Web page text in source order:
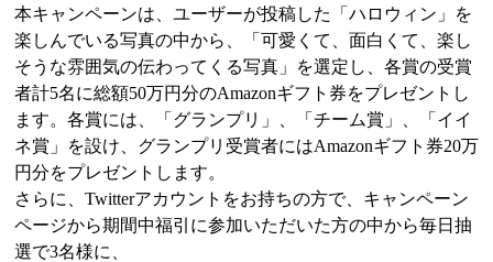
本キャンペーンは、ユーザーが投稿した「ハロウィン」を
楽しんでいる写真の中から、「可愛くて、面白くて、楽し
そうな雰囲気の伝わってくる写真」を選定し、各賞の受賞
者計5名に総額50万円分のAmazonギフト券をプレゼントし
ます。各賞には、「グランプリ」、「チーム賞」、「イイ
ネ賞」を設け、グランプリ受賞者にはAmazonギフト券20万
円分をプレゼントします。
さらに、Twitterアカウントをお持ちの方で、キャンペーン
ページから期間中福引に参加いただいた方の中から毎日抽
選で3名様に、